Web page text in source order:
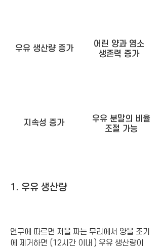
우유 생산량 증가
어린 양과 염소
​생존력 증가
지속성 증가
우유 분말의 비율
​조절 가능
1. 우유 생산량
연구에 따르면 저을 짜는 무리에서 양을 조기
에 제거하면 (12시간 이내 ) 우유 생산량이